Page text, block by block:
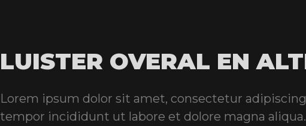
LUISTER OVERAL EN
Lorem ipsum dolor sit amet, consectetur
tempor incididunt ut labore et dolore magna aliqua.